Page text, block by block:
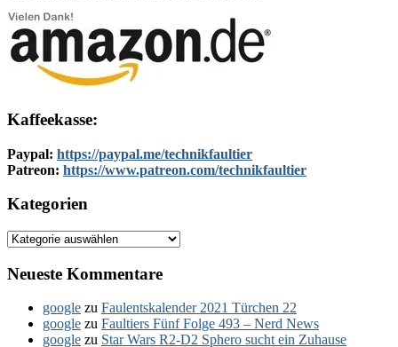
Kaffeekasse:
Paypal: https://paypal.me/technikfaultier
Patreon: https://www.patreon.com/technikfaultier
Kategorien
Kategorien
Neueste Kommentare
google zu Faulentskalender 2021 Türchen 22
google zu Faultiers Fünf Folge 493 – Nerd News
google zu Star Wars R2-D2 Sphero sucht ein Zuhause